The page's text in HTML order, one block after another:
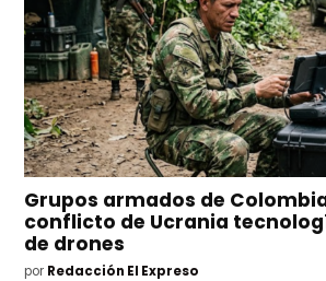
Grupos armados de
conflicto de Ucrania
de drones
por Redacción El Expreso